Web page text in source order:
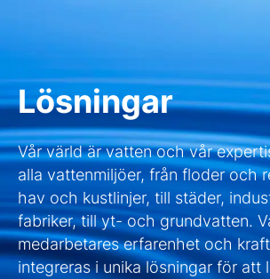
Lösningar
Vår värld är vatten och vår
alla vattenmiljöer, från floder och
hav och kustlinjer, till städer,
fabriker, till yt- och grundvatten.
medarbetares erfarenhet och
integreras i unika lösningar för att